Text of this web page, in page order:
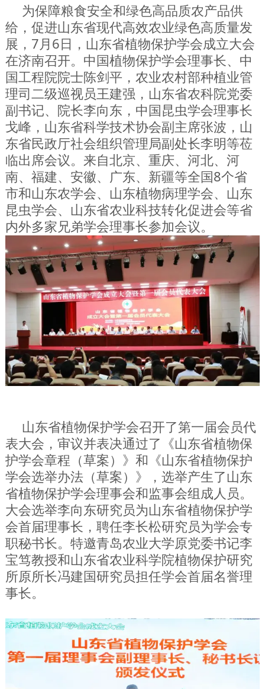
为保障粮食安全和绿色高品质农产品供
给，促进山东省现代高效农业绿色高质量发
展，7月6日，山东省植物保护学会成立大会
在济南召开。中国植物保护学会理事长、中
国工程院院士陈剑平，农业农村部种植业管
理司二级巡视员王建强，山东省农科院党委
副书记、院长李向东，中国昆虫学会理事长
戈峰，山东省科学技术协会副主席张波，山
东省民政厅社会组织管理局副处长李明等莅
临出席会议。来自北京、重庆、河北、河
南、福建、安徽、广东、新疆等全国8个省
市和山东农学会、山东植物病理学会、山东
昆虫学会、山东省农业科技转化促进会等省
内外多家兄弟学会理事长参加会议。
山东省植物保护学会召开了第一届会员代
表大会，审议并表决通过了《山东省植物保
护学会章程（草案）》和《山东省植物保护
学会选举办法（草案）》，选举产生了山东
省植物保护学会理事会和监事会组成人员。
大会选举李向东研究员为山东省植物保护学
会首届理事长，聘任李长松研究员为学会专
职秘书长。特邀青岛农业大学原党委书记李
宝笃教授和山东省农业科学院植物保护研究
所原所长冯建国研究员担任学会首届名誉理
事长。